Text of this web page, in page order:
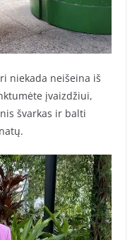
niekada neišeina iš
įvaizdžiui,
švarkas ir balti